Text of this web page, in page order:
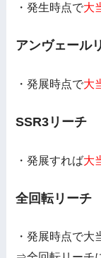
・発生時点で大
アンヴェール
・発展時点で大
SSR3リーチ
・発展すれば大
全回転リーチ
・発展時点で大